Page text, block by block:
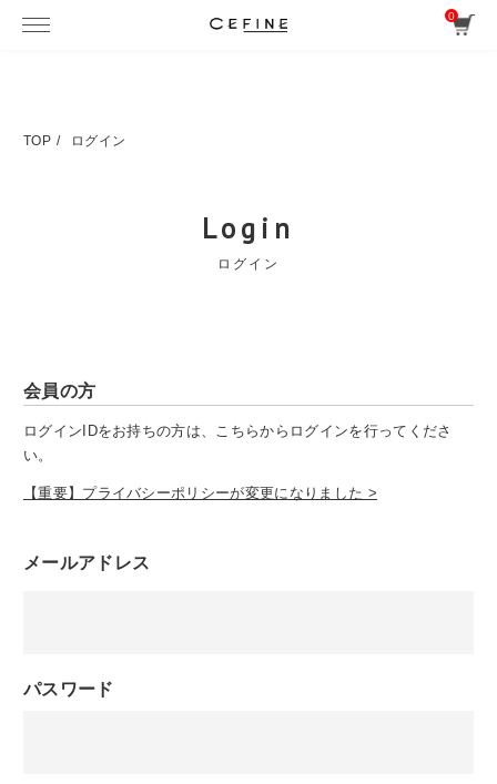
0
TOP ログイン
Login
ログイン
会員の方
ログインIDをお持ちの方は、こちらからログインを行ってくださ
い。
【重要】プライバシーポリシーが変更になりました >
メールアドレス
パスワード